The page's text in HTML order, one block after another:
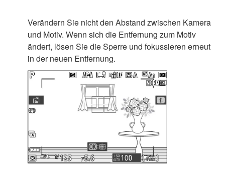
Verändern Sie nicht den Abstand zwischen Kamera
und Motiv. Wenn sich die Entfernung zum Motiv
ändert, lösen Sie die Sperre und fokussieren erneut
in der neuen Entfernung.